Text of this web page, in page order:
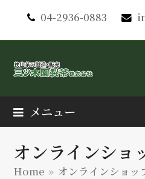
04-2936-0883
メニュー
オンラインショ
Home » オンラインショッ